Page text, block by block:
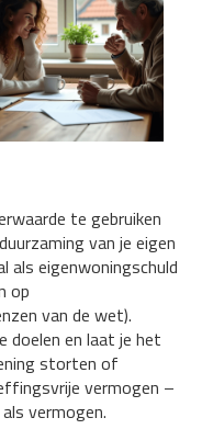
te gebruiken
van je eigen
als eigenwoningschuld
op
van de wet).
doelen en laat je het
storten of
vermogen –
vermogen.